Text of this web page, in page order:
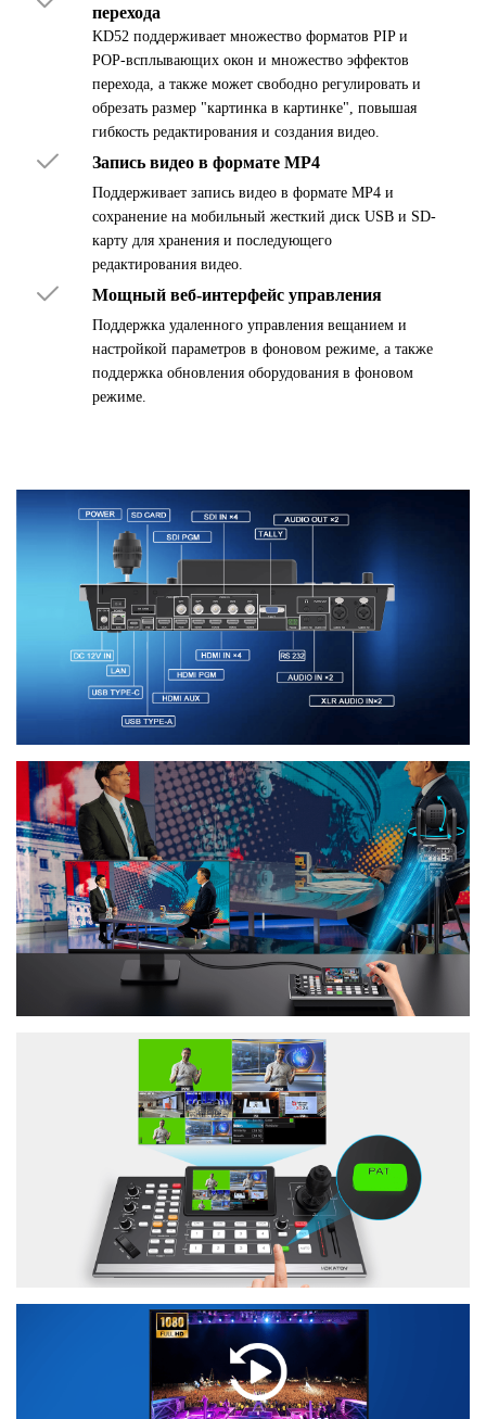
перехода
KD52 поддерживает множество форматов PIP и
POP-всплывающих окон и множество эффектов
перехода, а также может свободно регулировать и
обрезать размер "картинка в картинке", повышая
гибкость редактирования и создания видео.
Запись видео в формате MP4
Поддерживает запись видео в формате MP4 и
сохранение на мобильный жесткий диск USB и SD-
карту для хранения и последующего
редактирования видео.
Мощный веб-интерфейс управления
Поддержка удаленного управления вещанием и
настройкой параметров в фоновом режиме, а также
поддержка обновления оборудования в фоновом
режиме.